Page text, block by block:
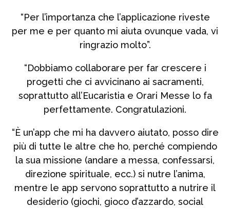
“Per l’importanza che l’applicazione riveste
per me e per quanto mi aiuta ovunque vada, vi
ringrazio molto”.
“Dobbiamo collaborare per far crescere i
progetti che ci avvicinano ai sacramenti,
soprattutto all’Eucaristia e Orari Messe lo fa
perfettamente. Congratulazioni.
“È un’app che mi ha davvero aiutato, posso dire
più di tutte le altre che ho, perché compiendo
la sua missione (andare a messa, confessarsi,
direzione spirituale, ecc.) si nutre l’anima,
mentre le app servono soprattutto a nutrire il
desiderio (giochi, gioco d’azzardo, social